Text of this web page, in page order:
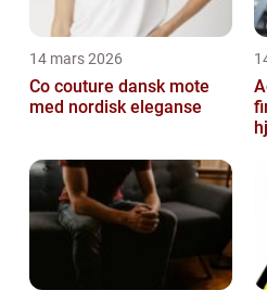
14 mars 2026
Co couture dansk mote
med nordisk eleganse